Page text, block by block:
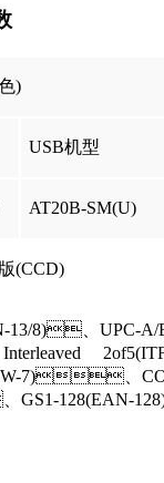
)
USB机型
AT20B-SM(U)
(CCD)
13/8)、UPC-
7)、
GS1-128(EAN-